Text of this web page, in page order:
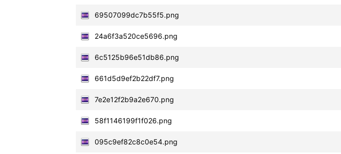
69507099dc7b55f5.png
24a6f3a520ce5696.png
6c5125b96e51db86.png
661d5d9ef2b22df7.png
7e2e12f2b9a2e670.png
58f1146199f1f026.png
095c9ef82c8c0e54.png